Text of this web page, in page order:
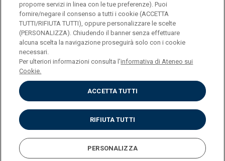
PI 02133120150
ENGLISH
Privacy
Accessibilità
Cookies
Impostazione Cookies
proporre servizi in linea con le tue preferenze). Puoi
fornire/negare il consenso a tutti i cookie (ACCETTA
TUTTI/RIFIUTA TUTTI), oppure personalizzare le scelte
(PERSONALIZZA). Chiudendo il banner senza effettuare
alcuna scelta la navigazione proseguirà solo con i cookie
necessari.
Per ulteriori informazioni consulta l'informativa di Ateneo sui
Cookie.
ACCETTA TUTTI
RIFIUTA TUTTI
PERSONALIZZA